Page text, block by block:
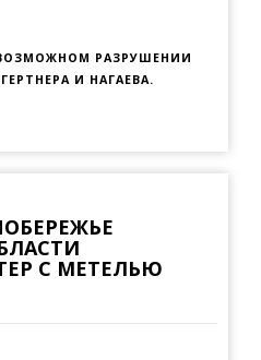
РАЗРУШЕНИИ
И НАГАЕВА.
С МЕТЕЛЬЮ